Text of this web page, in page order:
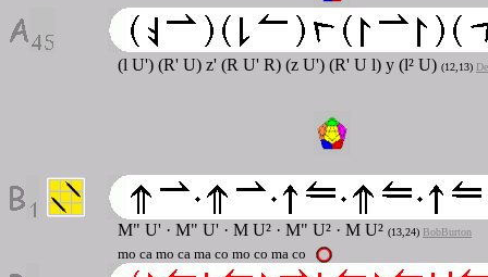
(l U') (R' U) z' (R U' R) (z U') (R' U l) y (l² U) (12,13)
M" U' · M" U' · M U² · M" U² · M U² (13,24) BobBurton
mo ca mo ca ma co mo co ma co